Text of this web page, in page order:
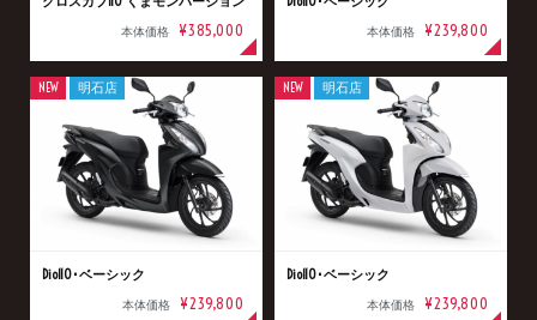
本体価格 ¥385,000 本体価格 ¥239,800
Dio110･ベーシック
本体価格 ¥239,800
NEW 明石店
Dio110･ベーシック
本体価格 ¥239,800
NEW 明石店